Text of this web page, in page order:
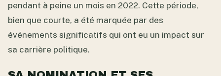
pendant à peine un mois en 2022. Cette période,
bien que courte, a été marquée par des
événements significatifs qui ont eu un impact sur
sa carrière politique.